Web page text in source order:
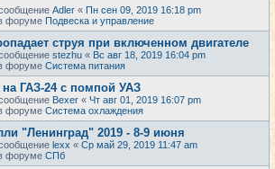
Adler « Пн сен 09, 2019 16:18 pm
форуме Подвеска и управление
струя при включенном двигателе
stezhu « Вс авг 18, 2019 16:04 pm
форуме Система питания
на ГАЗ-24 с помпой УАЗ
Bexer « Чт авг 01, 2019 16:07 pm
форуме Система охлаждения
"Ленинград" 2019 - 8-9 июня
lexx « Ср май 29, 2019 11:47 am
форуме СПб